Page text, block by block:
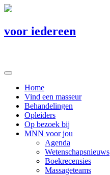
voor iedereen
Home
Vind een masseur
Behandelingen
Opleiders
Op bezoek bij
MNN voor jou
Agenda
Wetenschapsnieuws
Boekrecensies
Massageteams